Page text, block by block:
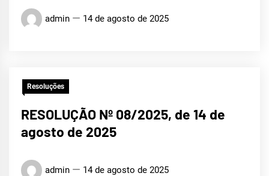
admin 14 de agosto de 2025
Resoluções
RESOLUÇÃO Nº 08/2025, de 14 de
agosto de 2025
admin 14 de agosto de 2025